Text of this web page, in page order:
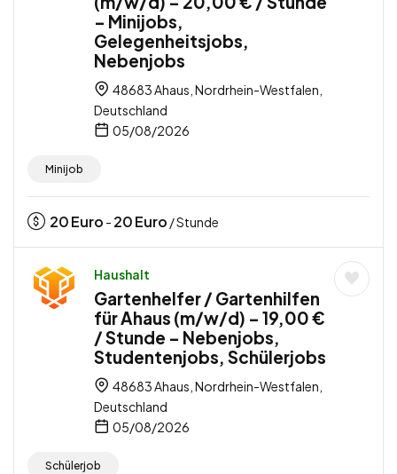
– Minijobs,
Gelegenheitsjobs,
Nebenjobs
48683 Ahaus, Nordrhein-Westfalen,
Deutschland
05/08/2026
Minijob
20Euro - 20Euro / Stunde
Haushalt
Gartenhelfer / Gartenhilfen
für Ahaus (m/w/d) – 19,00 €
/ Stunde – Nebenjobs,
Studentenjobs, Schülerjobs
48683 Ahaus, Nordrhein-Westfalen,
Deutschland
05/08/2026
Schülerjob